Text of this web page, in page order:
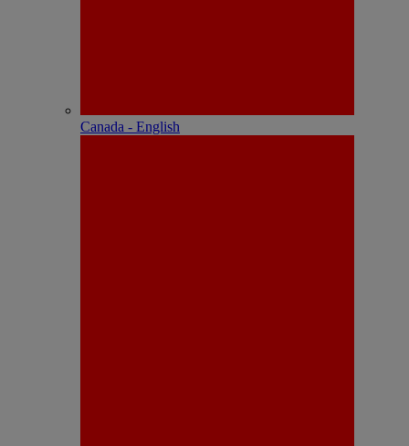
Canada - English